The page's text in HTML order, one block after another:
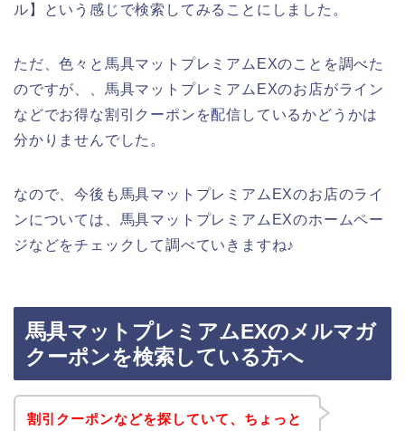
ル】という感じで検索してみることにしました。
ただ、色々と馬具マットプレミアムEXのことを調べた
のですが、、馬具マットプレミアムEXのお店がライン
などでお得な割引クーポンを配信しているかどうかは
分かりませんでした。
なので、今後も馬具マットプレミアムEXのお店のライ
ンについては、馬具マットプレミアムEXのホームペー
ジなどをチェックして調べていきますね♪
馬具マットプレミアムEXのメルマガ
クーポンを検索している方へ
割引クーポンなどを探していて、ちょっと